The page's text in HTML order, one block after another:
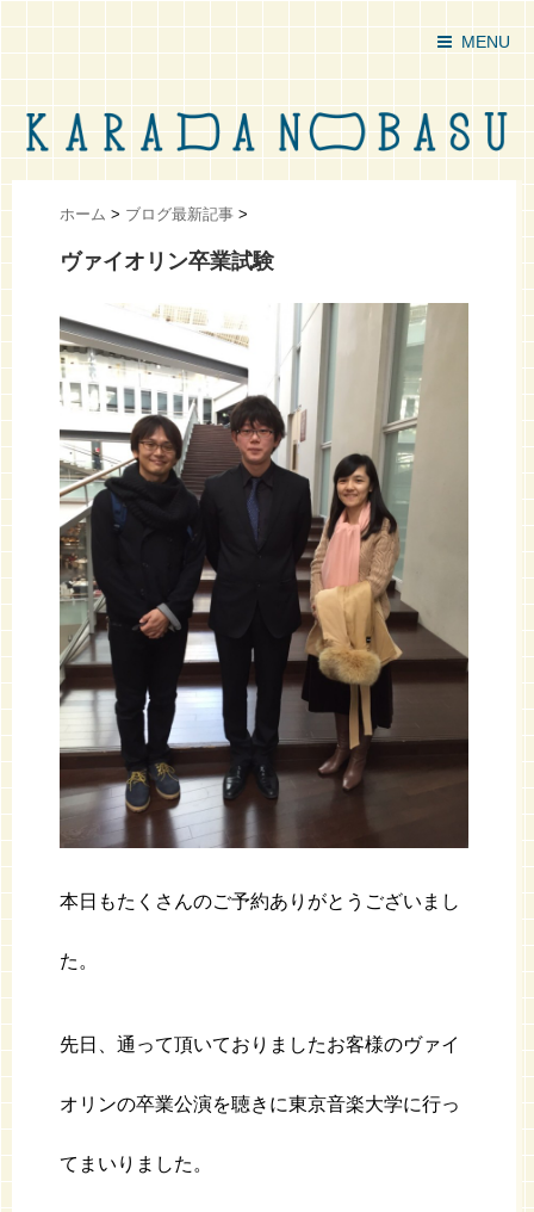
MENU
ホーム > ブログ最新記事 >
ヴァイオリン卒業試験
本日もたくさんのご予約ありがとうございまし
た。
先日、通って頂いておりましたお客様のヴァイ
オリンの卒業公演を聴きに東京音楽大学に行っ
てまいりました。